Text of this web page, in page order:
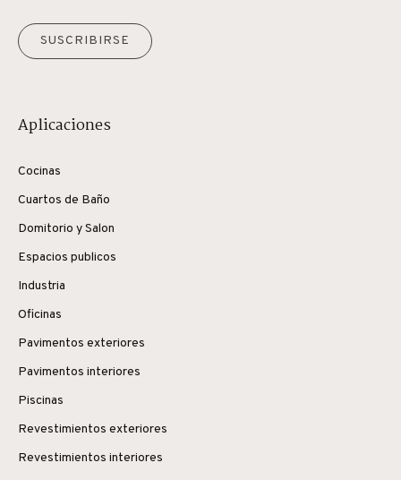
SUSCRIBIRSE
Aplicaciones
Cocinas
Cuartos de Baño
Domitorio y Salon
Espacios publicos
Industria
Oficinas
Pavimentos exteriores
Pavimentos interiores
Piscinas
Revestimientos exteriores
Revestimientos interiores